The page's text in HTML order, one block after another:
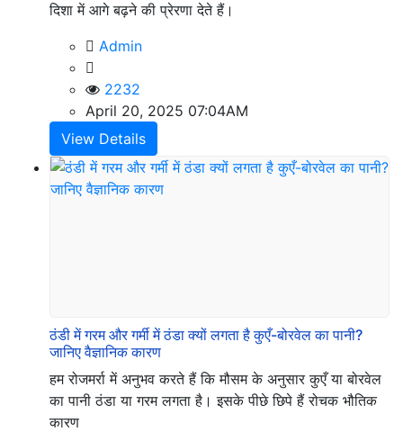
दिशा में आगे बढ़ने की प्रेरणा देते हैं।
Admin
2232
April 20, 2025 07:04AM
View Details
ठंडी में गरम और गर्मी में ठंडा क्यों लगता है कुएँ-बोरवेल का पानी?
जानिए वैज्ञानिक कारण
हम रोजमर्रा में अनुभव करते हैं कि मौसम के अनुसार कुएँ या बोरवेल
का पानी ठंडा या गरम लगता है। इसके पीछे छिपे हैं रोचक भौतिक
कारण